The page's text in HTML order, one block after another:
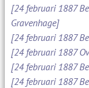
[24 februari 1887
Gravenhage]
[24 februari 1887
[24 februari 1887
[24 februari 1887
[24 februari 1887